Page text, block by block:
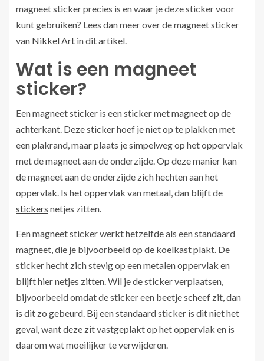
magneet sticker precies is en waar je deze sticker voor
kunt gebruiken? Lees dan meer over de magneet sticker
van Nikkel Art in dit artikel.
Wat is een magneet
sticker?
Een magneet sticker is een sticker met magneet op de
achterkant. Deze sticker hoef je niet op te plakken met
een plakrand, maar plaats je simpelweg op het oppervlak
met de magneet aan de onderzijde. Op deze manier kan
de magneet aan de onderzijde zich hechten aan het
oppervlak. Is het oppervlak van metaal, dan blijft de
stickers netjes zitten.
Een magneet sticker werkt hetzelfde als een standaard
magneet, die je bijvoorbeeld op de koelkast plakt. De
sticker hecht zich stevig op een metalen oppervlak en
blijft hier netjes zitten. Wil je de sticker verplaatsen,
bijvoorbeeld omdat de sticker een beetje scheef zit, dan
is dit zo gebeurd. Bij een standaard sticker is dit niet het
geval, want deze zit vastgeplakt op het oppervlak en is
daarom wat moeilijker te verwijderen.